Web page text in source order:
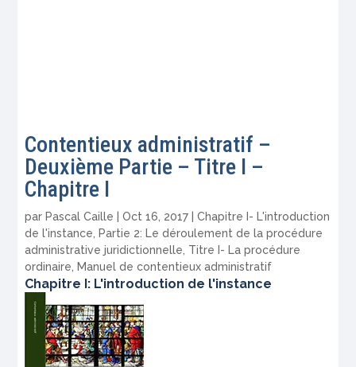
Contentieux administratif –
Deuxième Partie – Titre I –
Chapitre I
parPascal Caille |Oct 16, 2017 |Chapitre I- L'introduction
de l'instance ,Partie 2: Le déroulement de la procédure
administrative juridictionnelle Titre I- La procédure
ordinaire ,Manuel de contentieux administratif
Chapitre I: L'introduction de l'instance